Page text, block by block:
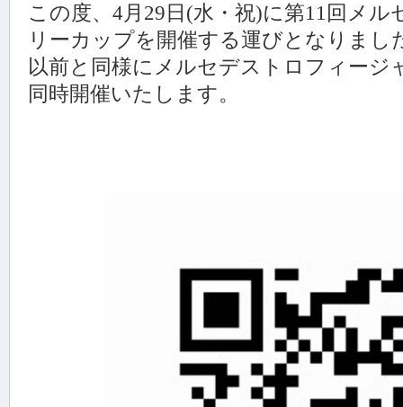
この度、4月29日(水・祝)に第11回メ
リーカップを開催する運びとなりまし
以前と同様にメルセデストロフィージ
同時開催いたします。